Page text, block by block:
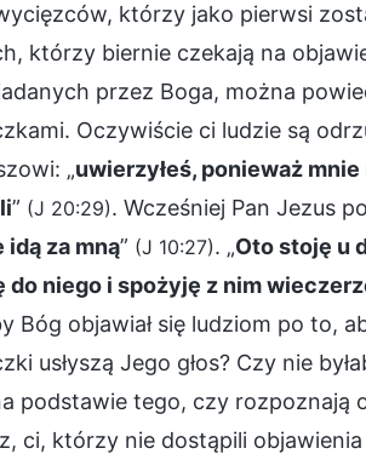
którzy jako pierwsi
którzy biernie czekają na
przez Boga, można
Oczywiście ci ludzie są
„uwierzyłeś, ponieważ mnie
” (J 20:29). Wcześniej Pan Jezus
idą za mną” (J 10:27). „Oto stoję u
niego i spożyję z nim
Bóg objawiał się ludziom po to,
usłyszą Jego głos? Czy nie
podstawie tego, czy rozpoznają
ci, którzy nie dostąpili